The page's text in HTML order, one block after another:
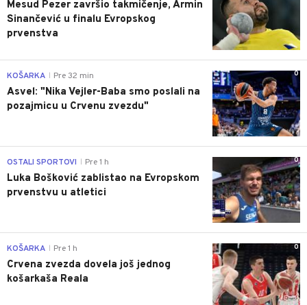
Mesud Pezer završio takmičenje, Armin
Sinančević u finalu Evropskog
prvenstva
0
KOŠARKA Pre 32 min
Asvel: "Nika Vejler-Baba smo poslali na
pozajmicu u Crvenu zvezdu"
0
OSTALI SPORTOVI Pre 1 h
Luka Bošković zablistao na Evropskom
prvenstvu u atletici
0
KOŠARKA Pre 1 h
Crvena zvezda dovela još jednog
košarkaša Reala